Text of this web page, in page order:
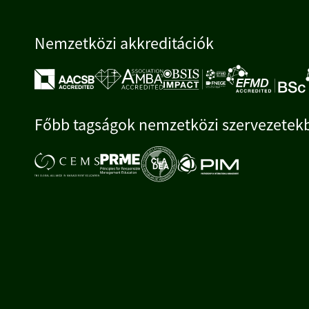
Nemzetközi akkreditációk
Főbb tagságok nemzetközi